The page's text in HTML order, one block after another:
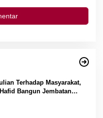
Terhadap Masyarakat,
Bangun Jembatan
dengan Dana Pribadi